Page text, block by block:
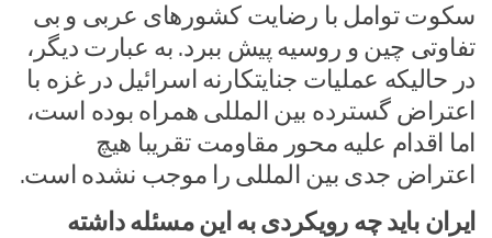
سکوت توامل با رضایت کشور‌های عربی و بی
تفاوتی چین و روسیه پیش ببرد. به عبارت دیگر،
در حالیکه عملیات جنایتکارنه اسرائیل در غزه با
اعتراض گسترده بین المللی همراه بوده است،
اما اقدام علیه محور مقاومت تقریبا هیچ
اعتراض جدی بین المللی را موجب نشده است.
ایران باید چه رویکردی به این مسئله داشته